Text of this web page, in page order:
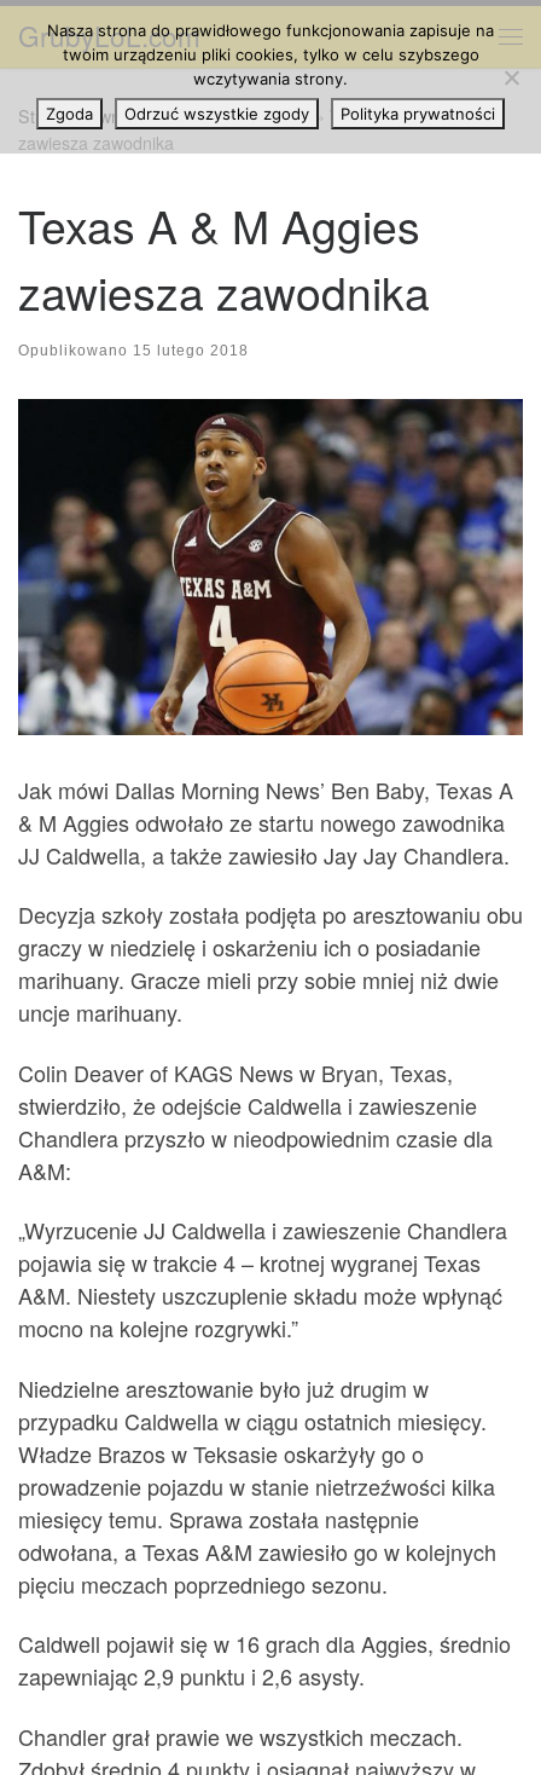
Przejdź do treści
GrubyLoL.com
Strona główna » Cannabis na Świecie » Texas A & M Aggies
zawiesza zawodnika
Texas A & M Aggies
zawiesza zawodnika
Opublikowano 15 lutego 2018
Jak mówi Dallas Morning News’ Ben Baby, Texas A
& M Aggies odwołało ze startu nowego zawodnika
JJ Caldwella, a także zawiesiło Jay Jay Chandlera.
Decyzja szkoły została podjęta po aresztowaniu obu
graczy w niedzielę i oskarżeniu ich o posiadanie
marihuany. Gracze mieli przy sobie mniej niż dwie
uncje marihuany.
Colin Deaver of KAGS News w Bryan, Texas,
stwierdziło, że odejście Caldwella i zawieszenie
Chandlera przyszło w nieodpowiednim czasie dla
A&M:
„Wyrzucenie JJ Caldwella i zawieszenie Chandlera
pojawia się w trakcie 4 – krotnej wygranej Texas
A&M. Niestety uszczuplenie składu może wpłynąć
mocno na kolejne rozgrywki.”
Niedzielne aresztowanie było już drugim w
przypadku Caldwella w ciągu ostatnich miesięcy.
Władze Brazos w Teksasie oskarżyły go o
prowadzenie pojazdu w stanie nietrzeźwości kilka
miesięcy temu. Sprawa została następnie
odwołana, a Texas A&M zawiesiło go w kolejnych
pięciu meczach poprzedniego sezonu.
Caldwell pojawił się w 16 grach dla Aggies, średnio
zapewniając 2,9 punktu i 2,6 asysty.
Chandler grał prawie we wszystkich meczach.
Nasza strona do prawidłowego funkcjonowania zapisuje na
twoim urządzeniu pliki cookies, tylko w celu szybszego
wczytywania strony.
Zgoda
Odrzuć wszystkie zgody Polityka prywatności